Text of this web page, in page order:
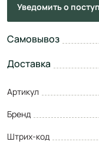
Уведомитьо
Самовывоз
Доставка
Артикул
Бренд
Штрих-код